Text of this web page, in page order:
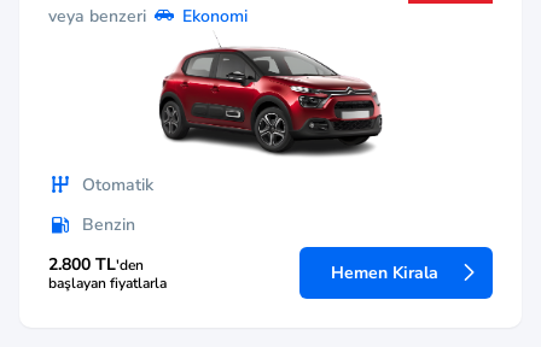
veya benzeri Ekonomi
Otomatik
Benzin
2.800 TL'den
başlayan fiyatlarla
Hemen Kirala